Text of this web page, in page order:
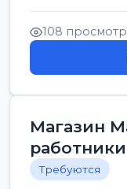
позицию
108
Магазин
работники
Требуются